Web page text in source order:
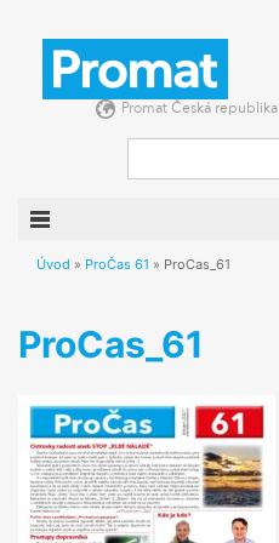
Promat Česká republika
NOVINKY
PRODUKTY
REFERENCE
SEMINÁŘE
O NÁS
PŘEJETE SI
PROMAT ČESKÁ REPUBLIKA
KE STAŽENÍ
Úvod » ProČas 61 » ProCas_61
ProCas_61